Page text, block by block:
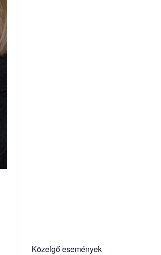
Közelgő események